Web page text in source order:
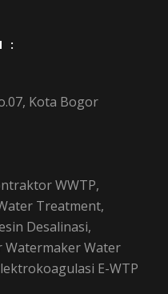
:
Kota Bogor
WWTP,
Treatment,
Desalinasi,
Watermaker Water
E-WTP